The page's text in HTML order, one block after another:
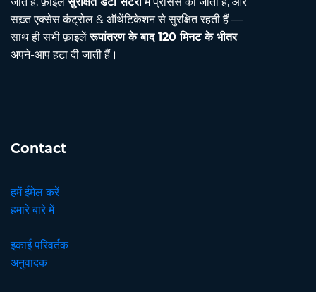
सख़्त एक्सेस कंट्रोल & ऑथेंटिकेशन से सुरक्षित रहती हैं —
साथ ही सभी फ़ाइलेंरूपांतरण के बाद 120 मिनट के भीतर
अपने-आप हटा दी जाती हैं।
Contact
हमें ईमेल करें
हमारे बारे में
इकाई परिवर्तक
अनुवादक